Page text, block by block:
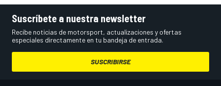
Suscríbete a nuestra newsletter
Recibe noticias de motorsport, actualizaciones y ofertas
especiales directamente en tu bandeja de entrada.
SUSCRIBIRSE